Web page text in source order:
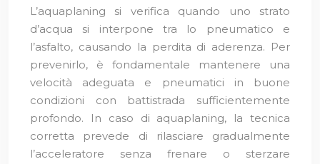
L’aquaplaning si verifica quando uno strato
d’acqua si interpone tra lo pneumatico e
l’asfalto, causando la perdita di aderenza. Per
prevenirlo, è fondamentale mantenere una
velocità adeguata e pneumatici in buone
condizioni con battistrada sufficientemente
profondo. In caso di aquaplaning, la tecnica
corretta prevede di rilasciare gradualmente
l’acceleratore senza frenare o sterzare